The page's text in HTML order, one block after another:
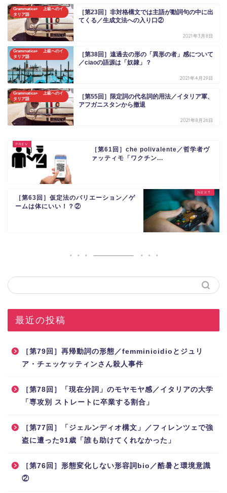
Grammatica+ 上級へのイ
タリア語
［第23回］非対格構文では主語が動詞句の中に出
てくる／生成文法への入り口②
2021年3月8日
Grammatica+ 上級へのイ
タリア語
［第38回］遠過去の形の「異形の者」感について
／ciaoの語源は「奴隷」？
2021年4月29日
Grammatica+ 上級へのイ
タリア語
［第55回］限定詞の代名詞的用法／イタリア軍、
アフガニスタンから撤退
2021年8月26日
［第61回］che polivalente／哲学者ヴ
ァッティモ「ワクチン...
［第63回］仮定法のバリエーション／ゲ
ームは体にいい！？②
最近の投稿
［第79回］再帰動詞の形態／femminicidioとジュリ
ア・チェッケッティンさん殺人事件
［第78回］「現在分詞」のモヤモヤ感／イタリアの大学
「専攻別 ストレートに卒業する割合」
［第77回］「ジェルンディオ構文」／フィレンツェで強
盗に遭った91歳「誰も助けてくれなかった」
［第76回］形態変化しない形容詞bio／酷暑と環境意識
②